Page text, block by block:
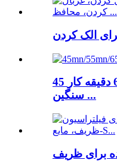
45 دقیقه / 55 دقیقه / 65 دقیقه کار
سنگین ...